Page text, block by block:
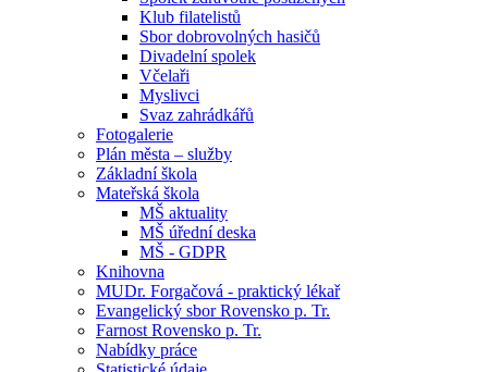
Klub filatelistů
Sbor dobrovolných hasičů
Divadelní spolek
Včelaři
Myslivci
Svaz zahrádkářů
Fotogalerie
Plán města – služby
Základní škola
Mateřská škola
MŠ aktuality
MŠ úřední deska
MŠ - GDPR
Knihovna
MUDr. Forgačová - praktický lékař
Evangelický sbor Rovensko p. Tr.
Farnost Rovensko p. Tr.
Nabídky práce